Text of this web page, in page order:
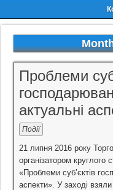
Проблеми
актуальні
Події
21 липня 2016 року
організатором круглого
«Проблеми суб’єктів
аспекти». У заході